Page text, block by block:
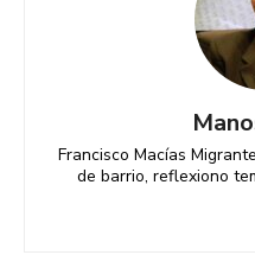
Francisco Macías
de barrio, reflexiono